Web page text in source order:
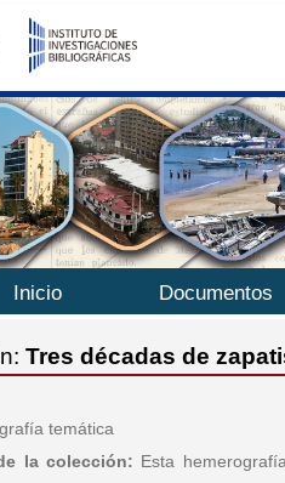
Inicio Documentos
Tres décadas de
temática
la colección: Esta